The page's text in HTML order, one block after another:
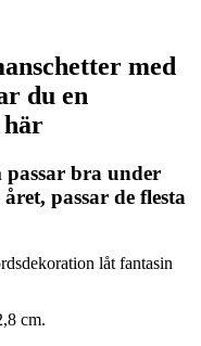
med
du en
här
passar bra under
passar de flesta
låt fantasin
cm.